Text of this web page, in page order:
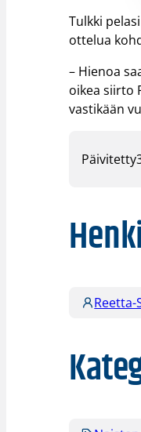
Tulkki
ottelua
– Hienoa
oikea siirto
vastikään
Päivitetty
Reetta-